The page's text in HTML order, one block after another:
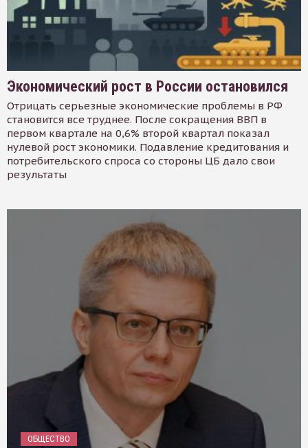
Экономический рост в России остановился
Отрицать серьезные экономические проблемы в РФ
становится все труднее. После сокращения ВВП в
первом квартале на 0,6% второй квартал показал
нулевой рост экономики. Подавление кредитования и
потребительского спроса со стороны ЦБ дало свои
результаты
ОБЩЕСТВО